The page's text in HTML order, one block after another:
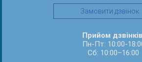
Замовити дзвінок
Прийом
Пн-Пт: 10:00-
Сб: 10:00–16:00